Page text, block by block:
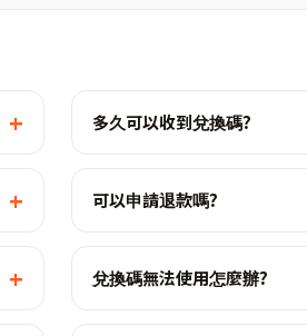
+ 多久可以收到兌換碼?
+ 可以申請退款嗎?
+ 兌換碼無法使用怎麼辦?